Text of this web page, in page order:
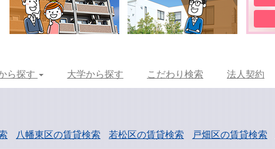
ら探す 大学から探す こだわり検索 法人契約
八幡東区の賃貸検索 若松区の賃貸検索 戸畑区の賃貸検索